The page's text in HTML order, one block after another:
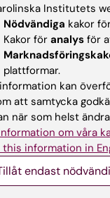
(scholarship)
anställning som
med
Institutets
Nödvändiga kakor
Kakor för analys för
plattformar.
kan
att samtycka
när som helst
om våra
this information in
endast